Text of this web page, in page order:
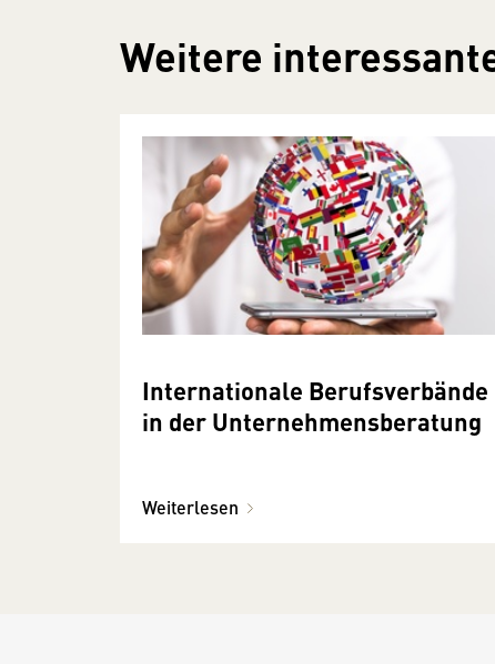
Weitere
Internationale Berufsverbände
in der Unternehmensberatung
Weiterlesen